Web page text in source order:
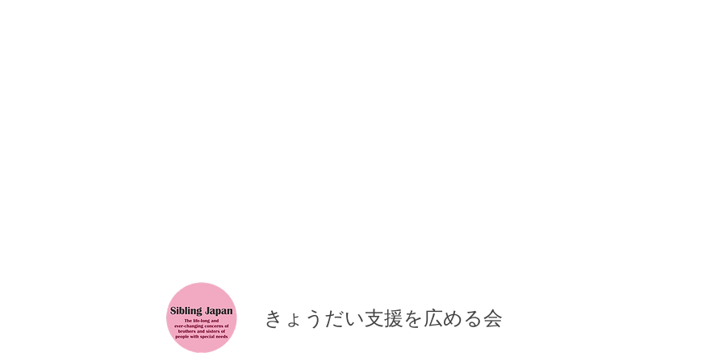
​きょうだい支援を広める会